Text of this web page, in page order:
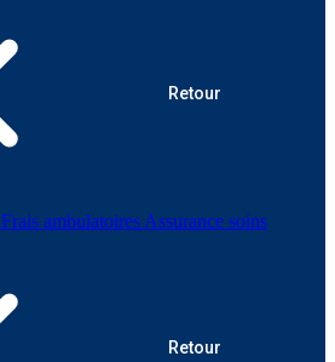
Retour
Frais ambulatoires Assurance soins
Retour